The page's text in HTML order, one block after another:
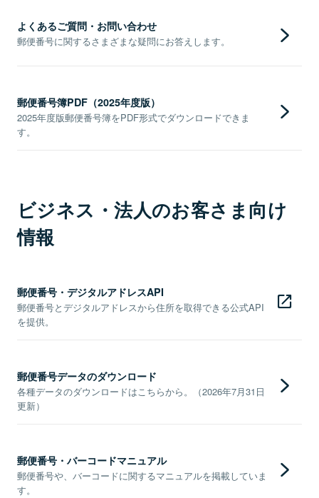
よくあるご質問・お問い合わせ
郵便番号に関するさまざまな疑問にお答えします。
郵便番号簿PDF（2025年度版）
2025年度版郵便番号簿をPDF形式でダウンロードできま
す。
ビジネス・法人のお客さま向け
情報
郵便番号・デジタルアドレスAPI
郵便番号とデジタルアドレスから住所を取得できる公式API
を提供。
郵便番号データのダウンロード
各種データのダウンロードはこちらから。（2026年7月31日
更新）
郵便番号・バーコードマニュアル
郵便番号や、バーコードに関するマニュアルを掲載していま
す。